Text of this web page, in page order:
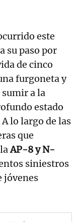
este
su paso por
de cinco
furgoneta y
a la
estado
lo largo de las
que
laAP-8 y N-
siniestros
jóvenes